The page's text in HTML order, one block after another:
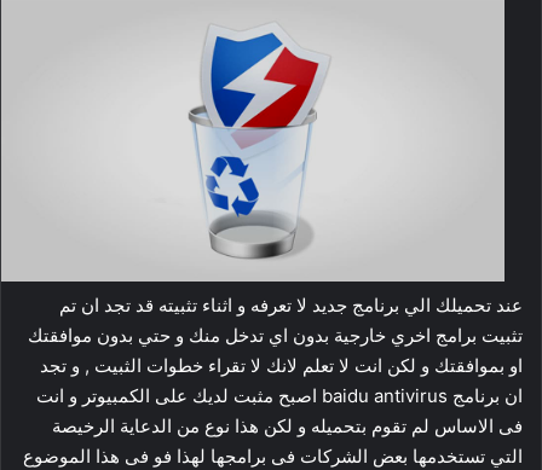
عند تحميلك الي برنامج جديد لا تعرفه و اثناء تثبيته قد تجد ان تم
تثبيت برامج اخري خارجية بدون اي تدخل منك و حتي بدون موافقتك
او بموافقتك و لكن انت لا تعلم لانك لا تقراء خطوات الثبيت , و تجد
ان برنامج baidu antivirus اصبح مثبت لديك على الكمبيوتر و انت
فى الاساس لم تقوم بتحميله و لكن هذا نوع من الدعاية الرخيصة
التي تستخدمها بعض الشركات فى برامجها لهذا فو فى هذا الموضوع